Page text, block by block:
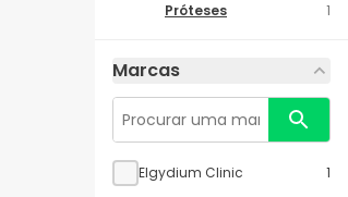
Próteses
1
Marcas
Elgydium Clinic 1